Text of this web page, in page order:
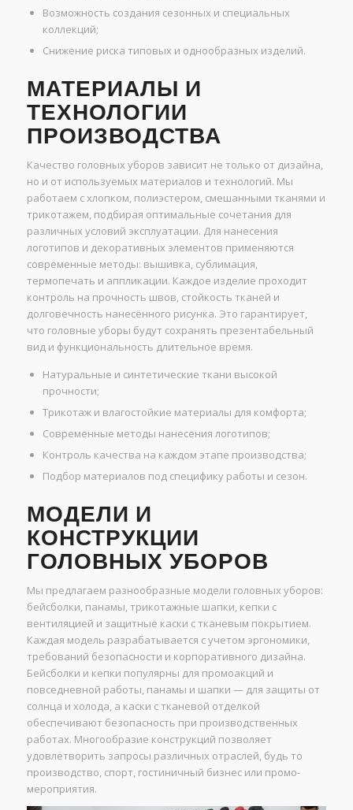
Возможность создания сезонных и специальных
коллекций;
Снижение риска типовых и однообразных изделий.
МАТЕРИАЛЫ И
ТЕХНОЛОГИИ
ПРОИЗВОДСТВА
Качество головных уборов зависит не только от дизайна,
но и от используемых материалов и технологий. Мы
работаем с хлопком, полиэстером, смешанными тканями и
трикотажем, подбирая оптимальные сочетания для
различных условий эксплуатации. Для нанесения
логотипов и декоративных элементов применяются
современные методы: вышивка, сублимация,
термопечать и аппликации. Каждое изделие проходит
контроль на прочность швов, стойкость тканей и
долговечность нанесённого рисунка. Это гарантирует,
что головные уборы будут сохранять презентабельный
вид и функциональность длительное время.
Натуральные и синтетические ткани высокой
прочности;
Трикотаж и влагостойкие материалы для комфорта;
Современные методы нанесения логотипов;
Контроль качества на каждом этапе производства;
Подбор материалов под специфику работы и сезон.
МОДЕЛИ И
КОНСТРУКЦИИ
ГОЛОВНЫХ УБОРОВ
Мы предлагаем разнообразные модели головных уборов:
бейсболки, панамы, трикотажные шапки, кепки с
вентиляцией и защитные каски с тканевым покрытием.
Каждая модель разрабатывается с учетом эргономики,
требований безопасности и корпоративного дизайна.
Бейсболки и кепки популярны для промоакций и
повседневной работы, панамы и шапки — для защиты от
солнца и холода, а каски с тканевой отделкой
обеспечивают безопасность при производственных
работах. Многообразие конструкций позволяет
удовлетворить запросы различных отраслей, будь то
производство, спорт, гостиничный бизнес или промо-
мероприятия.